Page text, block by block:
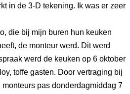
in de 3-D tekening. Ik was er zeer
die bij mijn buren hun keuken
de monteur werd. Dit werd
werd de keuken op 6 oktober
toffe gasten. Door vertraging bij
pas donderdagmiddag 7